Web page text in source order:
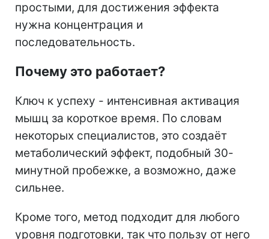
простыми, для достижения эффекта
нужна концентрация и
последовательность.
Почему это работает?
Ключ к успеху - интенсивная активация
мышц за короткое время. По словам
некоторых специалистов, это создаёт
метаболический эффект, подобный 30-
минутной пробежке, а возможно, даже
сильнее.
Кроме того, метод подходит для любого
уровня подготовки, так что пользу от него